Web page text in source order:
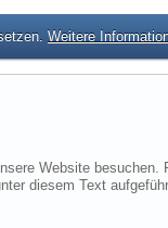
Weitere
Website
diesem Text